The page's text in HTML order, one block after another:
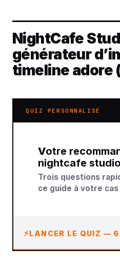
NightCafe
générateur
timeline adore
QUIZ PERSONNALISÉ
Votre recommandation sur
nightcafe studio
Trois questions
ce guide à votre
LANCER LE QUIZ —